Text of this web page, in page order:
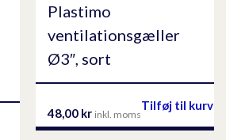
Plastimo
ventilationsgæller
Ø3″, sort
48,00 kr inkl. moms
Tilføj til kurv